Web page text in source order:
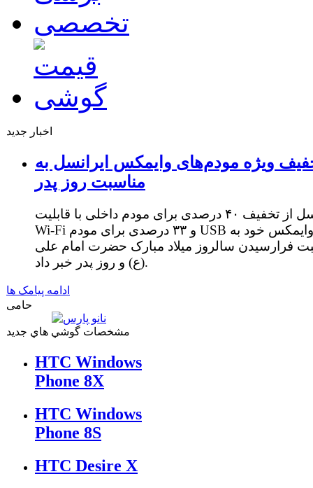
اخبار جدید
ویژه مودم‌های وایمکس ایرانسل به
مناسبت روز پدر
ایرانسل از تخفیف ۴۰ درصدی برای مودم داخلی با قابلیت
Wi-Fi و ۳۳ درصدی برای مودم USB وایمکس خود به
فرارسیدن سالروز میلاد مبارک حضرت امام علی
(ع) و روز پدر خبر داد.
ادامه پیامک ها
حامی
مشخصات گوشي هاي جديد
HTC Windows
Phone 8X
HTC Windows
Phone 8S
HTC Desire X